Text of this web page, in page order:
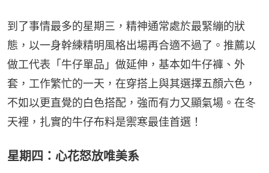
到了事情最多的星期三，精神通常處於最緊繃的狀
態，以一身幹練精明風格出場再合適不過了。推薦以
做工代表「牛仔單品」做延伸，基本如牛仔褲、外
套，工作繁忙的一天，在穿搭上與其選擇五顏六色，
不如以更直覺的白色搭配，強而有力又顯氣場。在冬
天裡，扎實的牛仔布料是禦寒最佳首選！
星期四：心花怒放唯美系